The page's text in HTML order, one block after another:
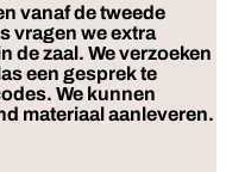
vanaf de tweede
vragen we extra
de zaal. We verzoeken
een gesprek te
We kunnen
materiaal aanleveren.